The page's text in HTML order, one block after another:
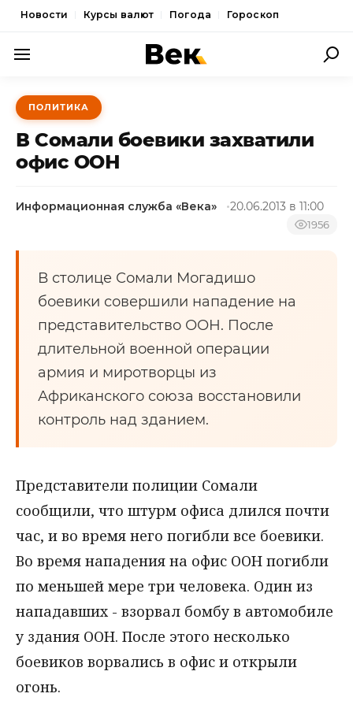
Новости Курсы валют Погода Гороскоп
ПОЛИТИКА
ЭКОНОМИКА
ОБЩЕСТВО
КУЛЬТУРА
НОВОСТИ
ПОЛИТИКА
В Сомали боевики захватили
офис ООН
Информационная служба «Века» 20.06.2013 в 11:00
1956
В столице Сомали Могадишо
боевики совершили нападение на
представительство ООН. После
длительной военной операции
армия и миротворцы из
Африканского союза восстановили
контроль над зданием.
Представители полиции Сомали
сообщили, что штурм офиса длился почти
час, и во время него погибли все боевики.
Во время нападения на офис ООН погибли
по меньшей мере три человека. Один из
нападавших - взорвал бомбу в автомобиле
у здания ООН. После этого несколько
боевиков ворвались в офис и открыли
огонь.